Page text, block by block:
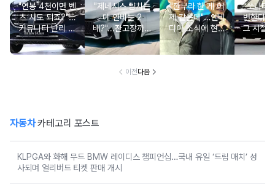
"연봉 4천이면 벤
츠 사도 되죠?"…
커뮤니티 난리 난
'현실적 수입차' 보
니
"제네시스 뺨치는
데 연비는 2
배?"...잔고장까지
없는 신차에 '이럴
수가'
"깐부라 한 게 어
제 같은데"…엔비
디아 소식에 현대
차 '초위기 상황'
“쏘나타
변한다
그 시절
고 소식
오너들
이전다음
자동차카테고리 포스트
KLPGA와 화해 무드 BMW 레이디스 챔피언십…국내 유일 ‘드림 매치’ 성
사되며 얼리버드 티켓 판매 개시